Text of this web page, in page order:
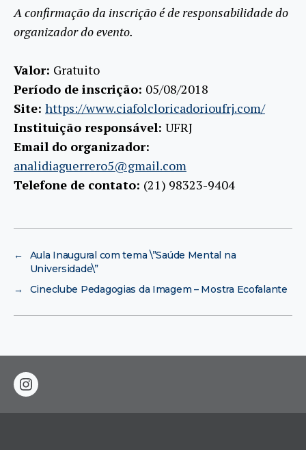
A confirmação da inscrição é de responsabilidade do
organizador do evento.
Valor: Gratuito
Período de inscrição: 05/08/2018
Site: https://www.ciafolcloricadorioufrj.com/
Instituição responsável: UFRJ
Email do organizador:
analidiaguerrero5@gmail.com
Telefone de contato: (21) 98323-9404
←
Aula Inaugural com tema \”Saúde Mental na
Universidade\”
→
Cineclube Pedagogias da Imagem – Mostra Ecofalante
instagram